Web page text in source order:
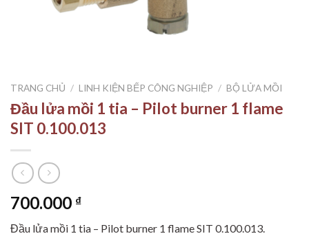
TRANG CHỦ / LINH KIỆN BẾP CÔNG NGHIỆP / BỘ LỬA MỒI
Đầu lửa mồi 1 tia – Pilot burner 1 flame
SIT 0.100.013
700.000 ₫
Đầu lửa mồi 1 tia – Pilot burner 1 flame SIT 0.100.013.